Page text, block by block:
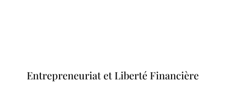
Entrepreneuriat et Liberté Financière